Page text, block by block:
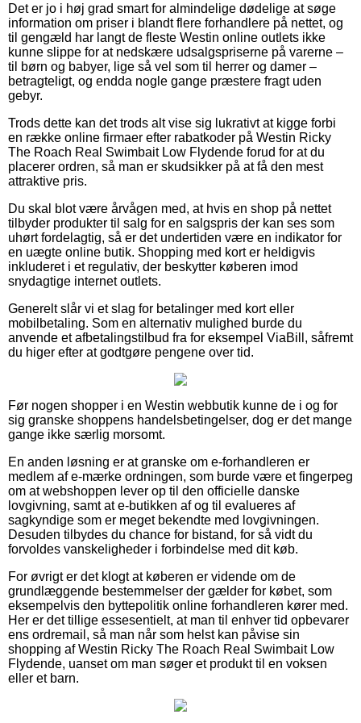
Det er jo i høj grad smart for almindelige dødelige at søge
information om priser i blandt flere forhandlere på nettet, og
til gengæld har langt de fleste Westin online outlets ikke
kunne slippe for at nedskære udsalgspriserne på varerne –
til børn og babyer, lige så vel som til herrer og damer –
betragteligt, og endda nogle gange præstere fragt uden
gebyr.
Trods dette kan det trods alt vise sig lukrativt at kigge forbi
en række online firmaer efter rabatkoder på Westin Ricky
The Roach Real Swimbait Low Flydende forud for at du
placerer ordren, så man er skudsikker på at få den mest
attraktive pris.
Du skal blot være årvågen med, at hvis en shop på nettet
tilbyder produkter til salg for en salgspris der kan ses som
uhørt fordelagtig, så er det undertiden være en indikator for
en uægte online butik. Shopping med kort er heldigvis
inkluderet i et regulativ, der beskytter køberen imod
snydagtige internet outlets.
Generelt slår vi et slag for betalinger med kort eller
mobilbetaling. Som en alternativ mulighed burde du
anvende et afbetalingstilbud fra for eksempel ViaBill, såfremt
du higer efter at godtgøre pengene over tid.
Før nogen shopper i en Westin webbutik kunne de i og for
sig granske shoppens handelsbetingelser, dog er det mange
gange ikke særlig morsomt.
En anden løsning er at granske om e-forhandleren er
medlem af e-mærke ordningen, som burde være et fingerpeg
om at webshoppen lever op til den officielle danske
lovgivning, samt at e-butikken af og til evalueres af
sagkyndige som er meget bekendte med lovgivningen.
Desuden tilbydes du chance for bistand, for så vidt du
forvoldes vanskeligheder i forbindelse med dit køb.
For øvrigt er det klogt at køberen er vidende om de
grundlæggende bestemmelser der gælder for købet, som
eksempelvis den byttepolitik online forhandleren kører med.
Her er det tillige essesentielt, at man til enhver tid opbevarer
ens ordremail, så man når som helst kan påvise sin
shopping af Westin Ricky The Roach Real Swimbait Low
Flydende, uanset om man søger et produkt til en voksen
eller et barn.